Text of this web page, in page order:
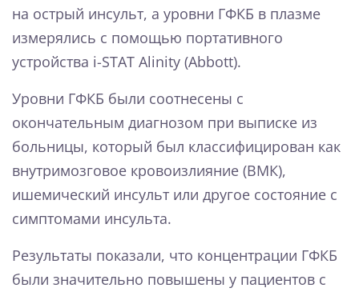
на острый инсульт, а уровни ГФКБ в плазме
измерялись с помощью портативного
устройства i-STAT Alinity (Abbott).
Уровни ГФКБ были соотнесены с
окончательным диагнозом при выписке из
больницы, который был классифицирован как
внутримозговое кровоизлияние (ВМК),
ишемический инсульт или другое состояние с
симптомами инсульта.
Результаты показали, что концентрации ГФКБ
были значительно повышены у пациентов с